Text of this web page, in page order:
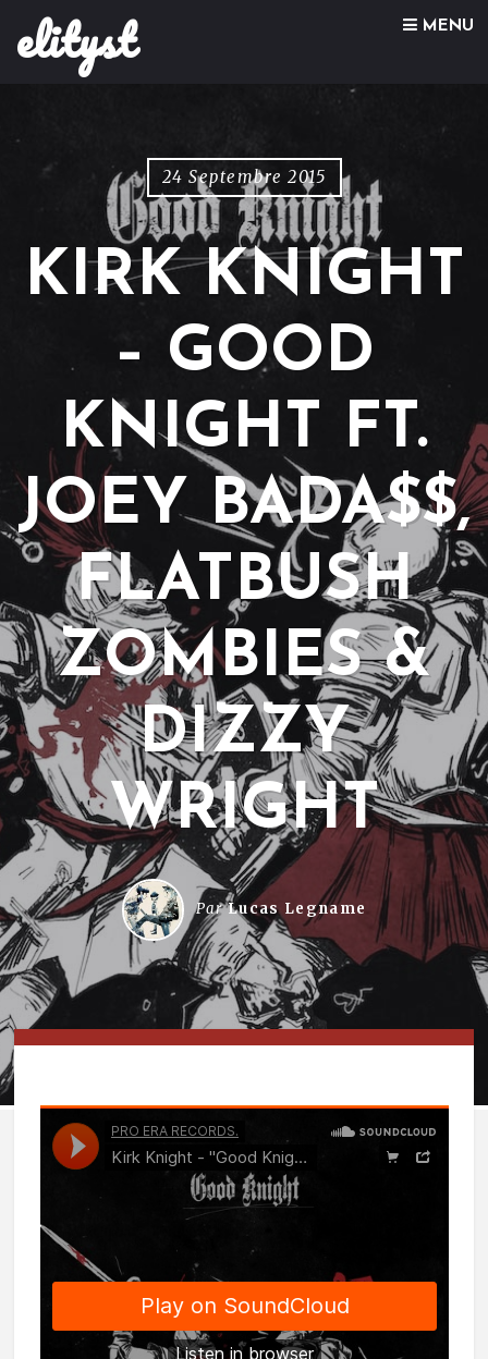
elityst MENU
Skip to content
24 Septembre 2015
KIRK KNIGHT
– GOOD
KNIGHT FT.
JOEY BADA$$,
FLATBUSH
ZOMBIES &
DIZZY
WRIGHT
ParLucas Legname